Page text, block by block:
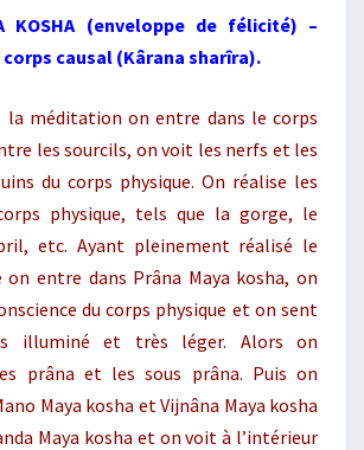
KOSHA (enveloppe de félicité) –
causal (Kârana sharîra).
la méditation on entre dans le corps
les sourcils, on voit les nerfs et les
du corps physique. On réalise les
physique, tels que la gorge, le
etc. Ayant pleinement réalisé le
on entre dans Prâna Maya kosha, on
du corps physique et on sent
illuminé et très léger. Alors on
prâna et les sous prâna. Puis on
Maya kosha et Vijnâna Maya kosha
Maya kosha et on voit à l’intérieur